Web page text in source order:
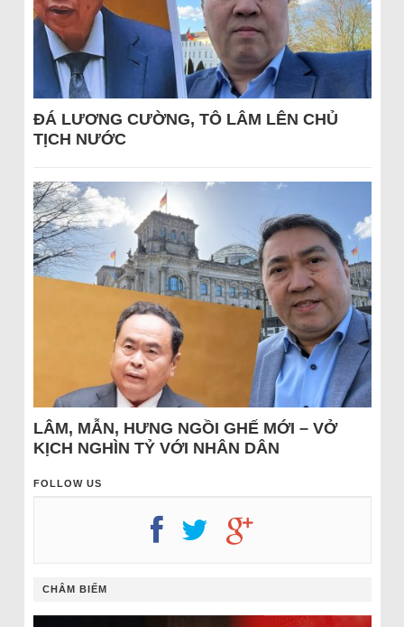
ĐÁ LƯƠNG CƯỜNG, TÔ LÂM LÊN CHỦ
TỊCH NƯỚC
LÂM, MẪN, HƯNG NGỒI GHẾ MỚI – VỞ
KỊCH NGHÌN TỶ VỚI NHÂN DÂN
FOLLOW US
CHÂM BIẾM